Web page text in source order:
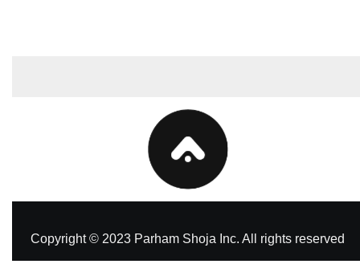
Copyright © 2023 Parham Shoja Inc. All rights reserved